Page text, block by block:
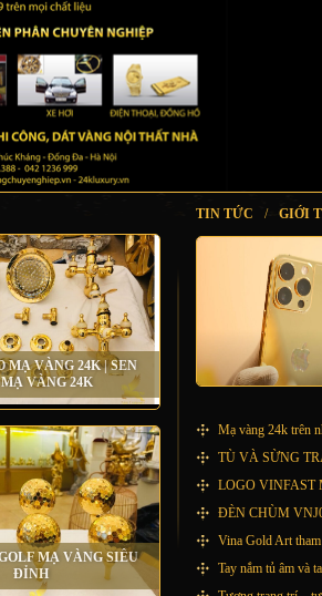
MẠ VÀNG 24K | SEN
VÀNG 24K
MẠ VÀNG SIÊU
ĐỈNH
TIN TỨC / GIỚI
Mạ vàng 24k trên
TÙ VÀ SỪNG
LOGO
ĐÈN CHÙM
Vina Gold Art
Tay nắm tủ âm và